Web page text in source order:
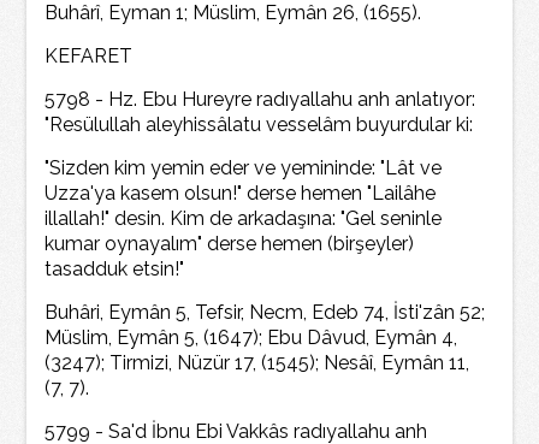
Buhârî, Eyman 1; Müslim, Eymân 26, (1655).
KEFARET
5798 - Hz. Ebu Hureyre radıyallahu anh anlatıyor:
"Resülullah aleyhissâlatu vesselâm buyurdular ki:
"Sizden kim yemin eder ve yemininde: "Lât ve
Uzza'ya kasem olsun!" derse hemen "Lailâhe
illallah!" desin. Kim de arkadaşına: "Gel seninle
kumar oynayalım" derse hemen (birşeyler)
tasadduk etsin!"
Buhâri, Eymân 5, Tefsir, Necm, Edeb 74, İsti'zân 52;
Müslim, Eymân 5, (1647); Ebu Dâvud, Eymân 4,
(3247); Tirmizi, Nüzür 17, (1545); Nesâî, Eymân 11,
(7, 7).
5799 - Sa'd İbnu Ebi Vakkâs radıyallahu anh